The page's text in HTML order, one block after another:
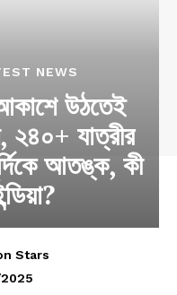
NEWS
উঠতেই
২৪০+ যাত্রীর
আতঙ্ক, কী
Stars